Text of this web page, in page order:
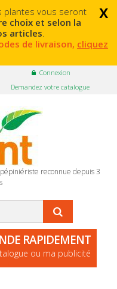
x
plantes vous seront
choix et selon la
articles.
de livraison, cliquez
Connexion
Demandez votre catalogue
reconnue depuis 3
RAPIDEMENT
ou ma publicité